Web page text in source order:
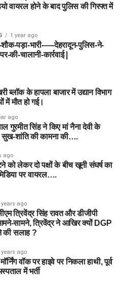
वायरल होने के बाद पुलिस की गिरफ्त में
1 year ago
शौक-पड़ा-भारी-—-देहरादून-पुलिस-ने-
की-चालानी-कार्रवाई |
ब्लॉक के हापला बाजार में उद्यान विभाग
में मौत हो गई।
ago
गुरमीत सिंह ने किए मां नैना देवी के
सुख-शांति की कामना की….
ago
को लेकर दो पक्षों के बीच खूनी संघर्ष का
पर वायरल….
years ago
त्रिवेंद्र सिंह रावत और डीजीपी
सामने, त्रिवेंद्र ने आखिर क्यों DGP
की सलाह ?
years ago
वॉक पर हाइवे पर निकला हाथी, पूर्व
में भर्ती